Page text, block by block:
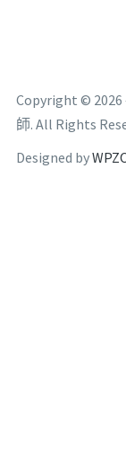
Copyright ©
師. All Rights
Designed by